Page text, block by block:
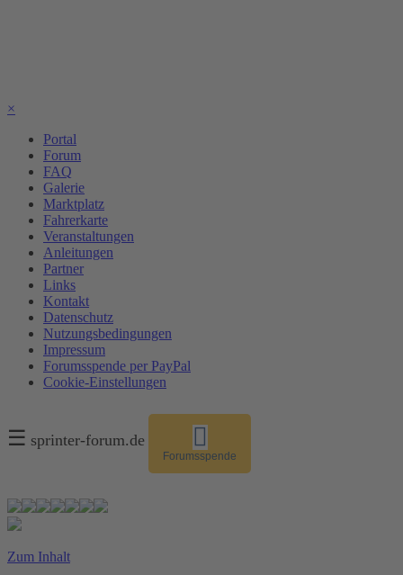
×
Portal
Forum
FAQ
Galerie
Marktplatz
Fahrerkarte
Veranstaltungen
Anleitungen
Partner
Links
Kontakt
Datenschutz
Nutzungsbedingungen
Impressum
Forumsspende per PayPal
Cookie-Einstellungen
☰ sprinter-forum.de
Forumsspende
Zum Inhalt